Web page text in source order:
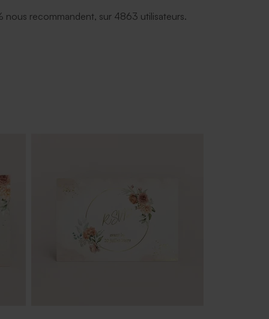
nous recommandent, sur 4863 utilisateurs.